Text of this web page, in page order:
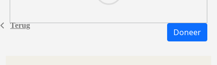
Terug
Doneer